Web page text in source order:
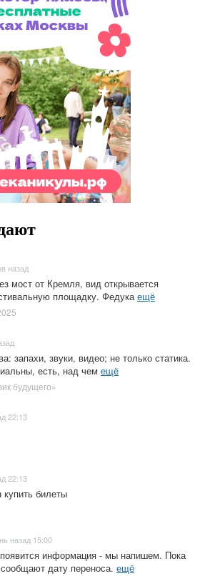
назад
мост от Кремля, вид открывается
площадку. Федукаещё
запахи, звуки, видео; не только статика.
есть, над чем ещё
будущего»
22:13
22:13
билеты
назад 15:00
информация - мы напишем. Пока
дату переноса. ещё